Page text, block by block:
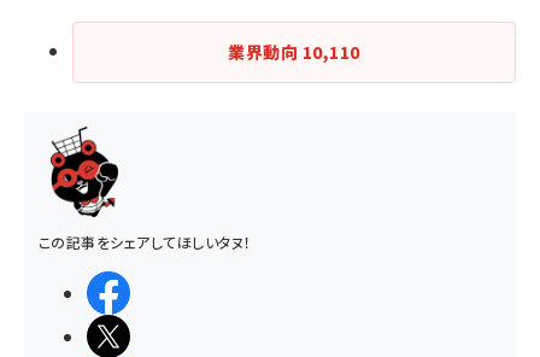
業界動向 10,110
この記事をシェアしてほしいタヌ！